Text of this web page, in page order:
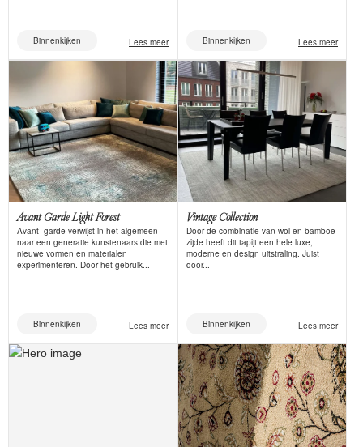
Binnenkijken Lees meer Binnenkijken Lees meer
Avant Garde Light Forest
Avant- garde verwijst in het algemeen
naar een generatie kunstenaars die met
nieuwe vormen en materialen
experimenteren. Door het gebruik...
Binnenkijken Lees meer
Vintage Collection
Door de combinatie van wol en bamboe
zijde heeft dit tapijt een hele luxe,
moderne en design uitstraling. Juist
door...
Binnenkijken Lees meer